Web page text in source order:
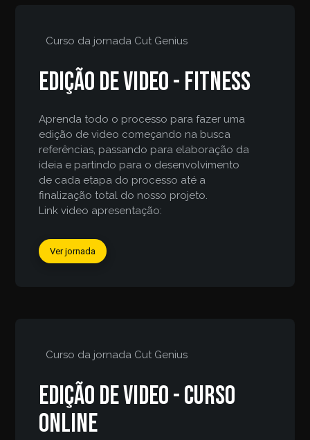
Curso da jornada Cut Genius
Edição de video - fitness
Aprenda todo o processo para fazer uma
edição de video começando na busca
referências, passando para elaboração da
ideia e partindo para o desenvolvimento
de cada etapa do processo até a
finalização total do nosso projeto.
Link video apresentação:
Ver jornada
Curso da jornada Cut Genius
Edição de video - curso
online